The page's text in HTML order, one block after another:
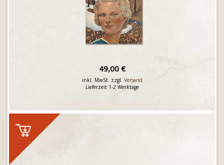
49,00 €
inkl. MwSt. zzgl. Versand
Lieferzeit 1-2 Werktage